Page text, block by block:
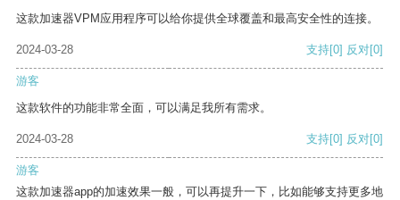
这款加速器VPM应用程序可以给你提供全球覆盖和最高安全性的连接。
2024-03-28 支持[0] 反对[0]
游客
这款软件的功能非常全面，可以满足我所有需求。
2024-03-28 支持[0] 反对[0]
游客
这款加速器app的加速效果一般，可以再提升一下，比如能够支持更多地